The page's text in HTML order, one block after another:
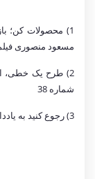
مسعود منصوری
2) طرح یک خطی،
شماره 38
3) رجوع کنید به یادداشت: